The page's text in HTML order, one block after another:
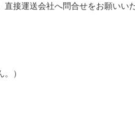
接運送会社へ問合せをお願いい
）